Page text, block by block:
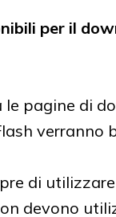
per il
le pagine di
verranno
di
devono